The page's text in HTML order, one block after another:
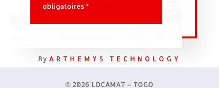
obligatoires *
By ARTHEMYS TECHNOLOGY
© 2026 LOCAMAT – TOGO